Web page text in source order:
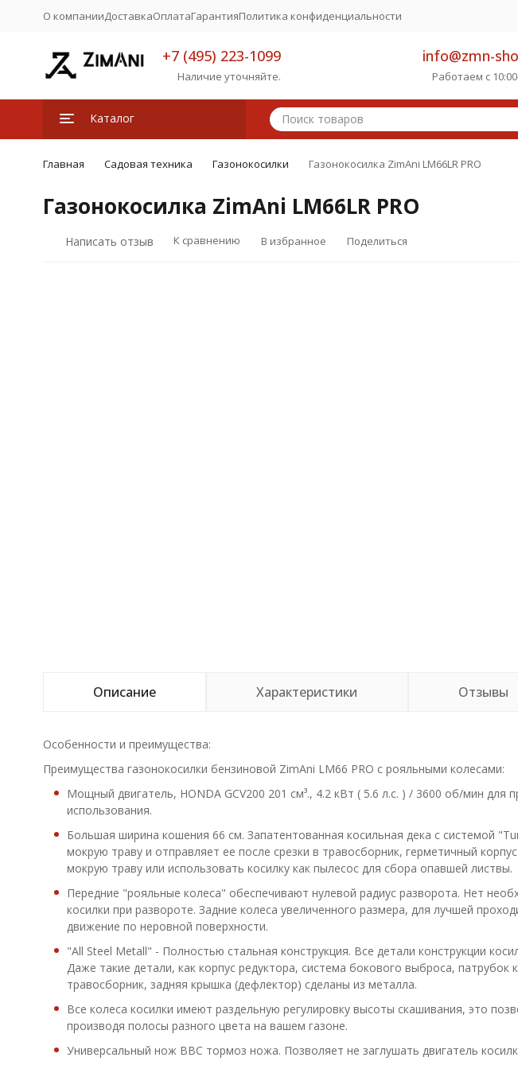
О компанииДоставкаОплатаГарантияПолитика конфиденциальности
+7 (495) 223-1099
Наличие уточняйте.
info@zmn-
Работаем с
Каталог
Главная Садовая техника Газонокосилки Газонокосилка ZimAni LM66LR PRO
Газонокосилка ZimAni LM66LR PRO
Написать отзыв К сравнению В избранное Поделиться
Описание Характеристики Отзывы
Особенности и преимущества:
Преимущества газонокосилки бензиновой ZimAni LM66 PRO с рояльными колесами:
Мощный двигатель, HONDA GCV200 201 см³., 4.2 кBт ( 5.6 л.c. ) / 3600 об/мин для
использования.
Большая ширина кошения 66 см. Запатентованная косильная дека с системой
мокрую траву и отправляет ее после срезки в травосборник, герметичный
мокрую траву или использовать косилку как пылесос для сбора опавшей листвы.
Передние "рояльные колеса" обеспечивают нулевой радиус разворота. Нет
косилки при развороте. Задние колеса увеличенного размера, для лучшей
движение по неровной поверхности.
"All Steel Metall" - Полностью стальная конструкция. Все детали конструкции
Даже такие детали, как корпус редуктора, система бокового выброса, патрубок
травосборник, задняя крышка (дефлектор) сделаны из металла.
Все колеса косилки имеют раздельную регулировку высоты скашивания, это
производя полосы разного цвета на вашем газоне.
Универсальный нож BBC тормоз ножа. Позволяет не заглушать двигатель